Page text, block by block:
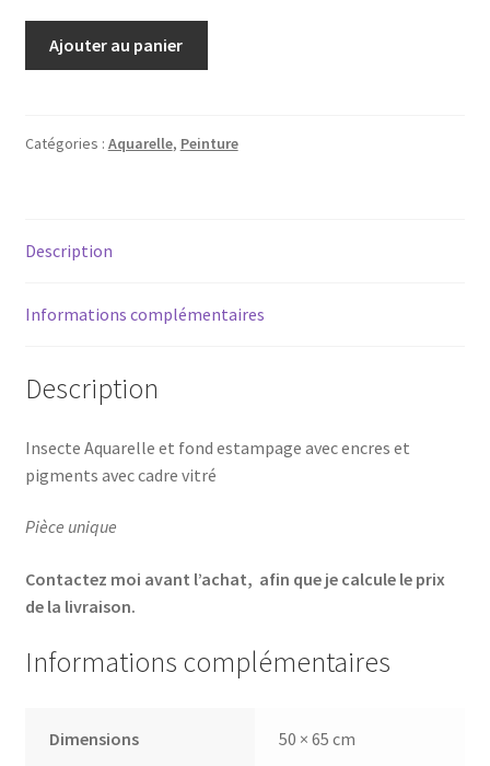
Ajouter au panier
Catégories : Aquarelle, Peinture
Description
Informations complémentaires
Description
Insecte Aquarelle et fond estampage avec encres et
pigments avec cadre vitré
Pièce unique
Contactez moi avant l’achat, afin que je calcule le prix
de la livraison.
Informations complémentaires
Dimensions 50 × 65 cm